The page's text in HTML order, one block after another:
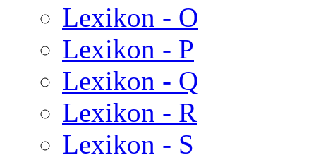
Lexikon - O
Lexikon - P
Lexikon - Q
Lexikon - R
Lexikon - S